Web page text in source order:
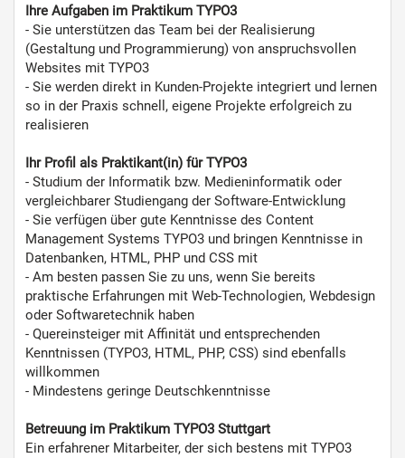
Ihre Aufgaben im Praktikum TYPO3
- Sie unterstützen das Team bei der Realisierung
(Gestaltung und Programmierung) von anspruchsvollen
Websites mit TYPO3
- Sie werden direkt in Kunden-Projekte integriert und lernen
so in der Praxis schnell, eigene Projekte erfolgreich zu
realisieren
Ihr Profil als Praktikant(in) für TYPO3
- Studium der Informatik bzw. Medieninformatik oder
vergleichbarer Studiengang der Software-Entwicklung
- Sie verfügen über gute Kenntnisse des Content
Management Systems TYPO3 und bringen Kenntnisse in
Datenbanken, HTML, PHP und CSS mit
- Am besten passen Sie zu uns, wenn Sie bereits
praktische Erfahrungen mit Web-Technologien, Webdesign
oder Softwaretechnik haben
- Quereinsteiger mit Affinität und entsprechenden
Kenntnissen (TYPO3, HTML, PHP, CSS) sind ebenfalls
willkommen
- Mindestens geringe Deutschkenntnisse
Betreuung im Praktikum TYPO3 Stuttgart
Ein erfahrener Mitarbeiter, der sich bestens mit TYPO3